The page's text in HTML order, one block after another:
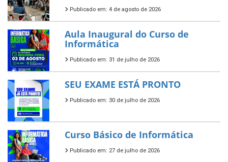
Publicado em: 4 de agosto de 2026
Aula Inaugural do Curso de
Informática
Publicado em: 31 de julho de 2026
SEU EXAME ESTÁ PRONTO
Publicado em: 30 de julho de 2026
Curso Básico de Informática
Publicado em: 27 de julho de 2026